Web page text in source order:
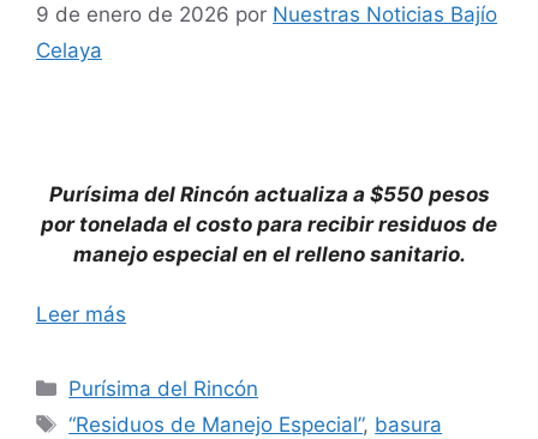
9 de enero de 2026 por Nuestras Noticias Bajío
Celaya
Purísima del Rincón actualiza a $550 pesos
por tonelada el costo para recibir residuos de
manejo especial en el relleno sanitario.
Leer más
Categorías
Purísima del Rincón
Etiquetas
“Residuos de Manejo Especial”, basura